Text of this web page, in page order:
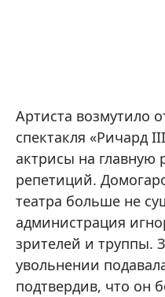
Артиста возмутило
спектакля «Ричард
актрисы на главную
репетиций.
театра больше не
администрация
зрителей и труппы.
увольнении
подтвердив, что он